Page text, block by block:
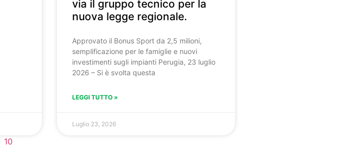
via il gruppo tecnico per la
nuova legge regionale.
Approvato il Bonus Sport da 2,5 milioni,
semplificazione per le famiglie e nuovi
investimenti sugli impianti Perugia, 23 luglio
2026 – Si è svolta questa
LEGGI TUTTO »
Luglio 23, 2026
10